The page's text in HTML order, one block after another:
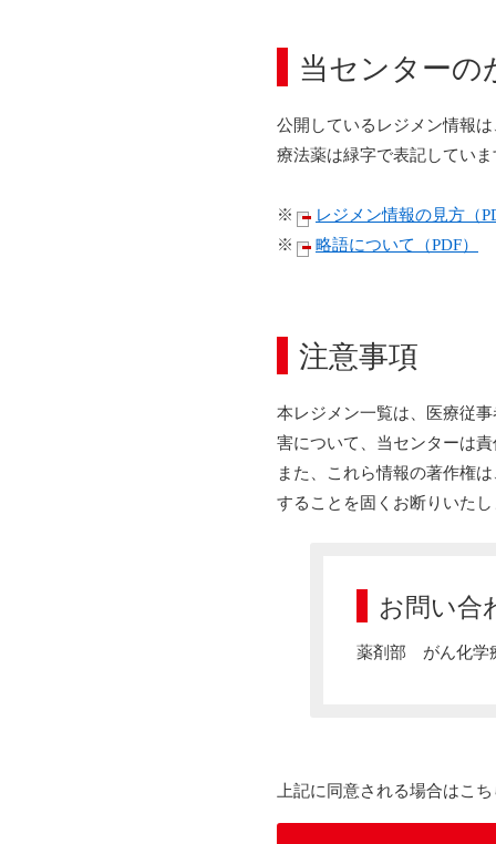
当センターの
公開しているレジメン情報
療法薬は緑字で表記してい
※
レジメン情報の見方（
※
略語について（PDF）
注意事項
本レジメン一覧は、医療従
害について、当センターは
また、これら情報の著作権
することを固くお断りいた
お問い合
薬剤部 がん化学
上記に同意される場合はこ